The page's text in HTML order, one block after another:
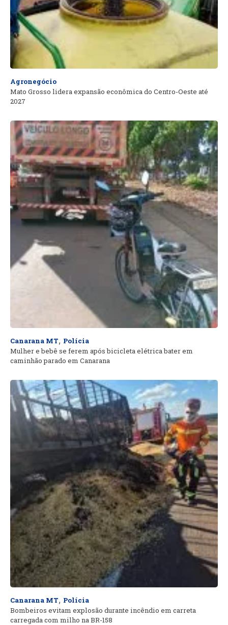
Agronegócio
Mato Grosso lidera expansão econômica do Centro-Oeste até
2027
Canarana MT, Polícia
Mulher e bebê se ferem após bicicleta elétrica bater em
caminhão parado em Canarana
Canarana MT, Polícia
Bombeiros evitam explosão durante incêndio em carreta
carregada com milho na BR-158